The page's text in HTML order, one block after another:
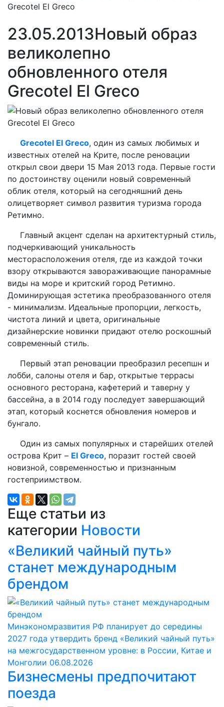
Grecotel El Greco
23.05.2013Новый образ
великолепно
обновленного отеля
Grecotel El Greco
Grecotel El Greco, один из самых любимых и
известных отелей на Крите, после реновации
открыл свои двери 15 Мая 2013 года. Первые гости
по достоинству оценили новый современный
облик отеля, который на сегодняшний день
олицетворяет символ развития туризма города
Ретимно.
Главный акцент сделан на архитектурный стиль,
подчеркивающий уникальность
месторасположения отеля, где из каждой точки
взору открываются завораживающие панорамные
виды на море и критский город Ретимно.
Доминирующая эстетика преобразованного отеля
- минимализм. Идеальные пропорции, легкость,
чистота линий и цвета, оригинальные
дизайнерские новинки придают отелю роскошный
современный стиль.
Первый этап реновации преобразил ресепшн и
лобби, салоны отеля и бар, открытые террасы
основного ресторана, кафетерий и таверну у
бассейна, а в 2014 году последует завершающий
этап, который коснется обновления номеров и
бунгало.
Один из самых популярных и старейших отелей
острова Крит – El Greco, поразит гостей своей
новизной, современностью и признанным
гостеприимством.
Еще статьи из
категории Новости
«Великий чайный путь»
станет международным
брендом
Минэкономразвития РФ планирует до середины
2027 года утвердить бренд «Великий чайный путь»
на межгосударственном уровне: в России, Китае и
Монголии 06.08.2026
Бизнесмены предпочитают
поезда